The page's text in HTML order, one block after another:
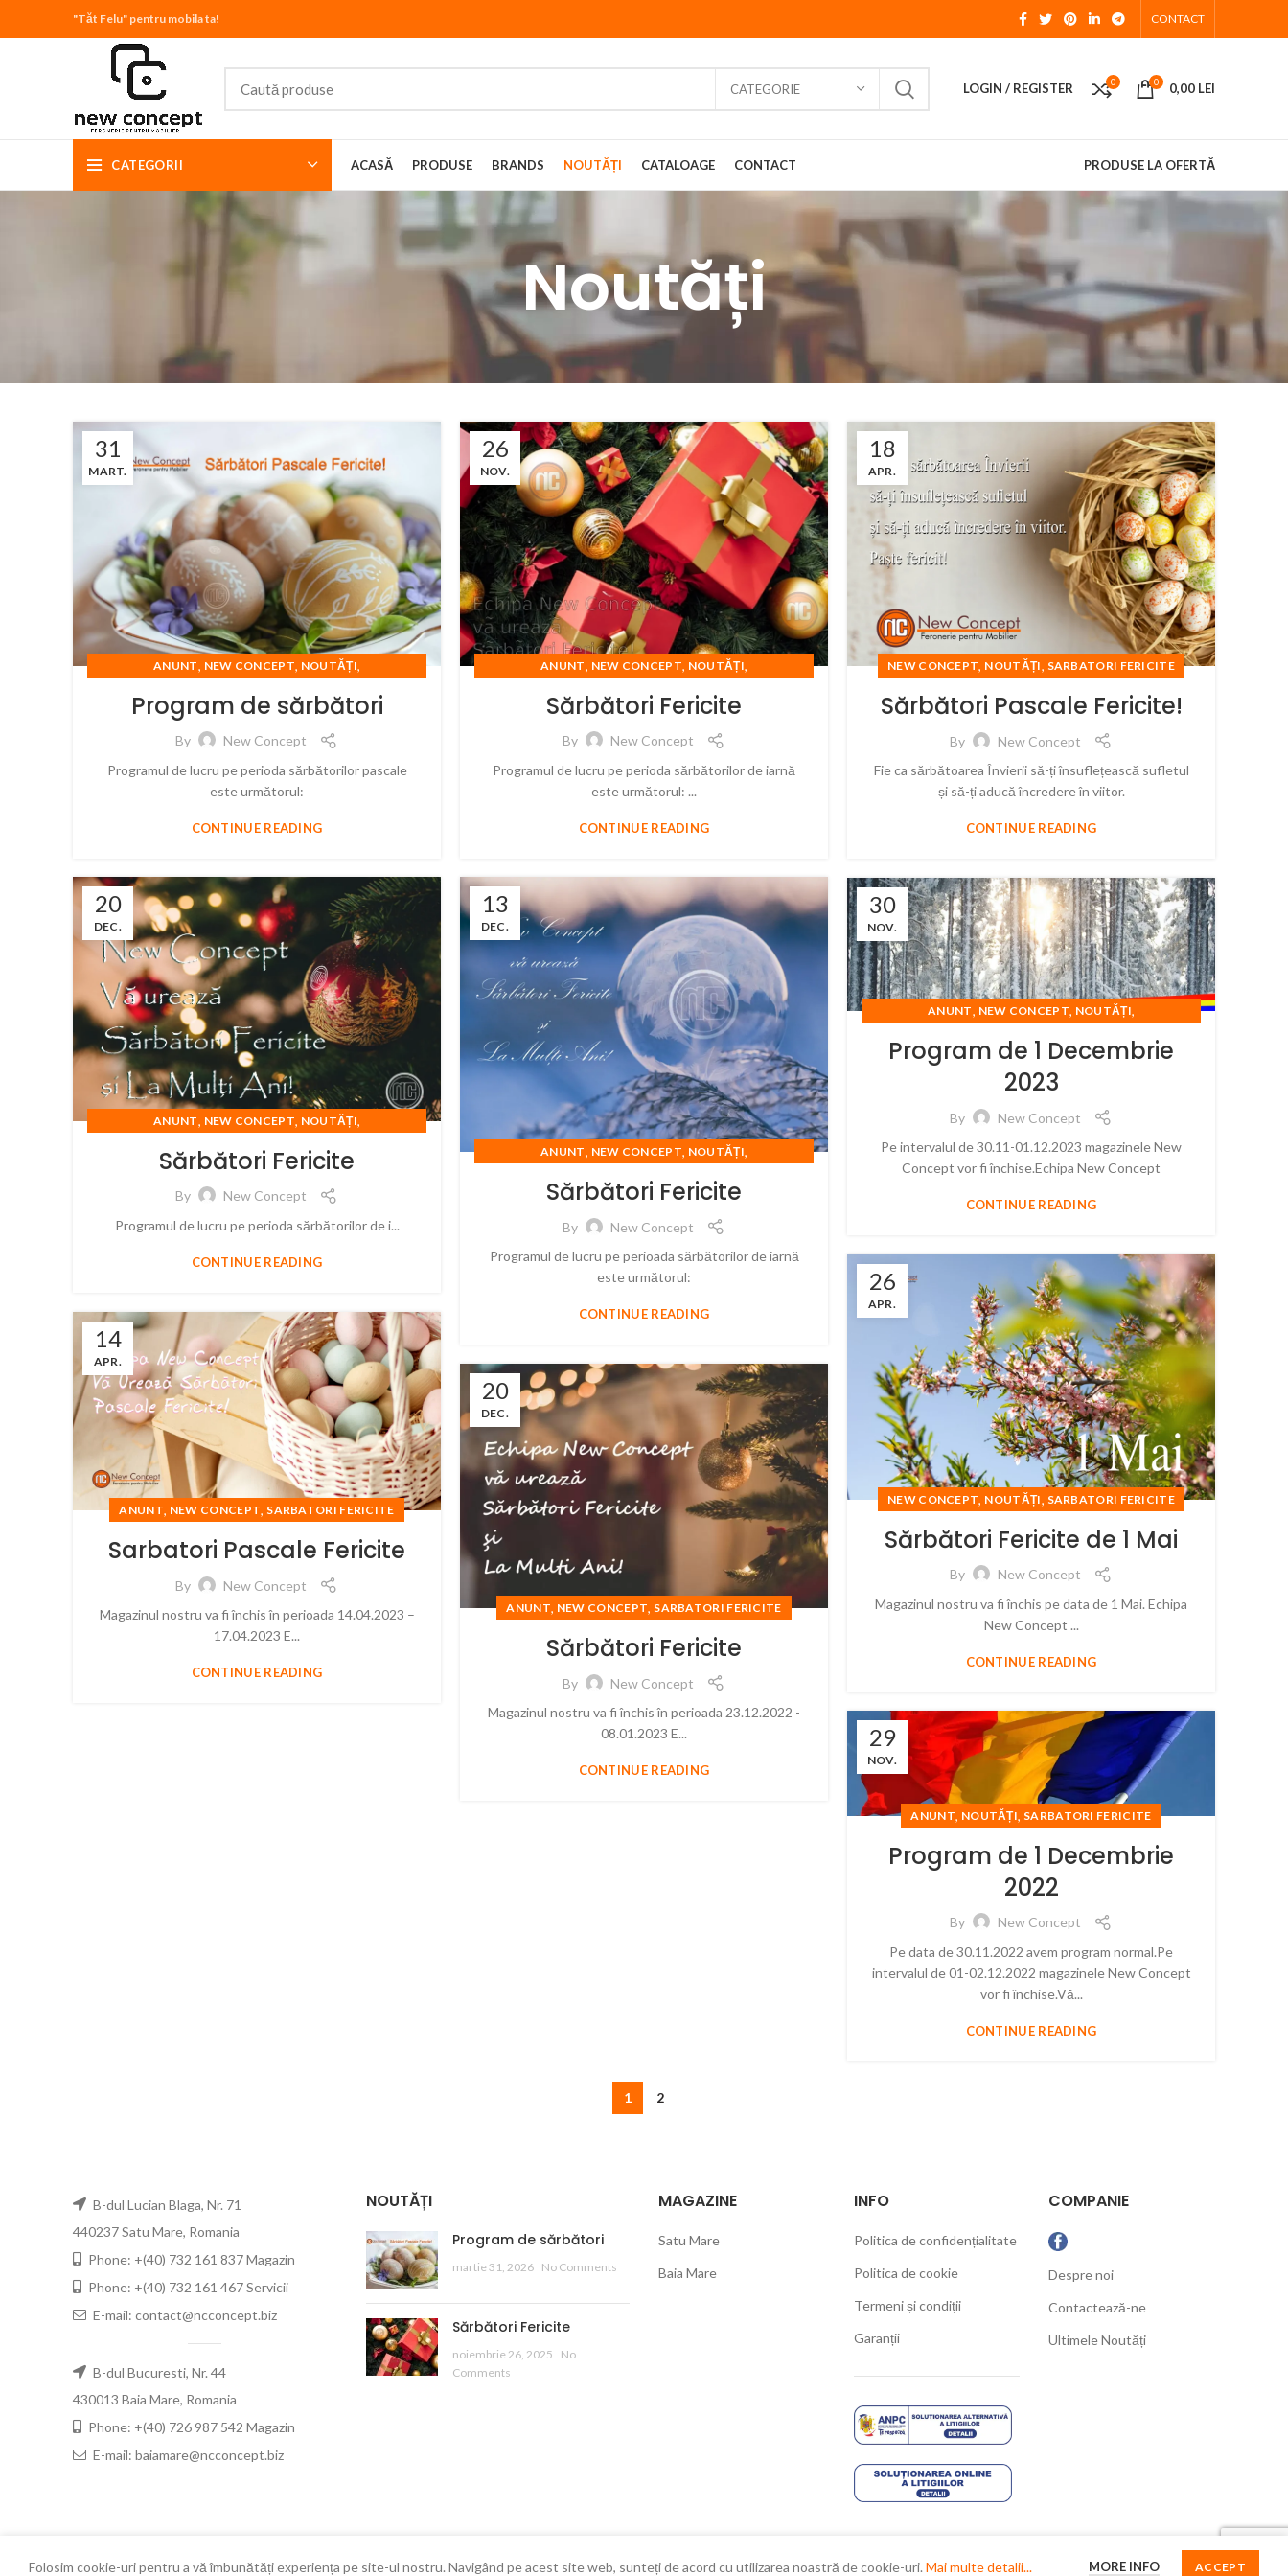
"Tăt Felu" pentru mobila ta! CONTACT
CATEGORIE LOGIN / REGISTER 0 0 0,00 LEI
CATEGORII ACASĂ PRODUSE BRANDS NOUTĂȚI CATALOAGE CONTACT PRODUSE LA OFERTĂ
Noutăți
31
MART.
ANUNT, NEW CONCEPT, NOUTĂȚI,
Program de sărbători
By
New Concept
Programul de lucru pe perioda sărbătorilor pascale
este următorul:
CONTINUE READING
26
NOV.
ANUNT, NEW CONCEPT, NOUTĂȚI,
Sărbători Fericite
By
New Concept
Programul de lucru pe perioda sărbătorilor de iarnă
este următorul: ...
CONTINUE READING
18
APR.
NEW CONCEPT, NOUTĂȚI, SARBATORI FERICITE
Sărbători Pascale Fericite!
By
New Concept
Fie ca sărbătoarea Învierii să-ți însuflețească sufletul
și să-ți aducă încredere în viitor.
CONTINUE READING
20
DEC.
ANUNT, NEW CONCEPT, NOUTĂȚI,
Sărbători Fericite
By
New Concept
Programul de lucru pe perioda sărbătorilor de i...
CONTINUE READING
13
DEC.
ANUNT, NEW CONCEPT, NOUTĂȚI,
Sărbători Fericite
By
New Concept
Programul de lucru pe perioada sărbătorilor de iarnă
este următorul:
CONTINUE READING
30
NOV.
ANUNT, NEW CONCEPT, NOUTĂȚI,
Program de 1 Decembrie
2023
By
New Concept
Pe intervalul de 30.11-01.12.2023 magazinele New
Concept vor fi închise.Echipa New Concept
CONTINUE READING
26
APR.
NEW CONCEPT, NOUTĂȚI, SARBATORI FERICITE
Sărbători Fericite de 1 Mai
By
New Concept
Magazinul nostru va fi închis pe data de 1 Mai. Echipa
New Concept ...
CONTINUE READING
14
APR.
ANUNT, NEW CONCEPT, SARBATORI FERICITE
Sarbatori Pascale Fericite
By
New Concept
Magazinul nostru va fi închis în perioada 14.04.2023 –
17.04.2023 E...
CONTINUE READING
20
DEC.
ANUNT, NEW CONCEPT, SARBATORI FERICITE
Sărbători Fericite
By
New Concept
Magazinul nostru va fi închis în perioada 23.12.2022 -
08.01.2023 E...
CONTINUE READING
29
NOV.
ANUNT, NOUTĂȚI, SARBATORI FERICITE
Program de 1 Decembrie
2022
By
New Concept
Pe data de 30.11.2022 avem program normal.Pe
intervalul de 01-02.12.2022 magazinele New Concept
vor fi închise.Vă...
CONTINUE READING
1 2
B-dul Lucian Blaga, Nr. 71
440237 Satu Mare, Romania
Phone: +(40) 732 161 837 Magazin
Phone: +(40) 732 161 467 Servicii
E-mail: contact@ncconcept.biz
B-dul Bucuresti, Nr. 44
430013 Baia Mare, Romania
Phone: +(40) 726 987 542 Magazin
E-mail: baiamare@ncconcept.biz
NOUTĂȚI
Program de sărbători
martie 31, 2026 No Comments
Sărbători Fericite
noiembrie 26, 2025
No
Comments
MAGAZINE
Satu Mare
Baia Mare
INFO
Politica de confidențialitate
Politica de cookie
Termeni și condiții
Garanții
COMPANIE
Despre noi
Contactează-ne
Ultimele Noutăți
New Concept 2021
Folosim cookie-uri pentru a vă îmbunătăți experiența pe site-ul nostru. Navigând pe acest site web, sunteți de acord cu utilizarea noastră de cookie-uri. Mai multe detalii... MORE INFO ACCEPT